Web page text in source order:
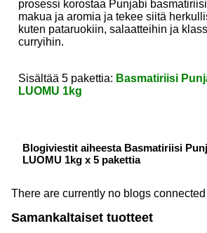
prosessi korostaa Punjabi
makua ja aromia ja tekee siitä
kuten pataruokiin, salaatteihin ja
curryihin.
Sisältää 5 pakettia: Basmatiriisi
LUOMU 1kg
Blogiviestit aiheesta Basmatiriisi
LUOMU 1kg x 5 pakettia
There are currently no blogs
Samankaltaiset tuotteet